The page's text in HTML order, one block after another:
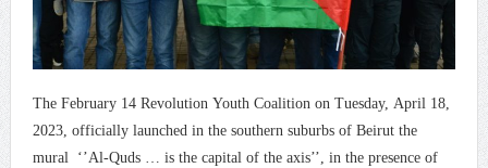
النظام الخليفيّ يدسّ عيونه بين المشاركين في مواكب العزاء
ويعتقل العشرات من الشبّان
الموقف الأسبوعيّ: شعب البحرين سيقطع الأيدي التي تنال
من شعائر عاشوراء.. ولن يساوم على هويّته وقيمه في
The February 14 Revolution Youth Coalition on Tuesday, April 18,
2023, officially launched in the southern suburbs of Beirut the
mural ‘’Al-Quds … is the capital of the axis’’, in the presence of